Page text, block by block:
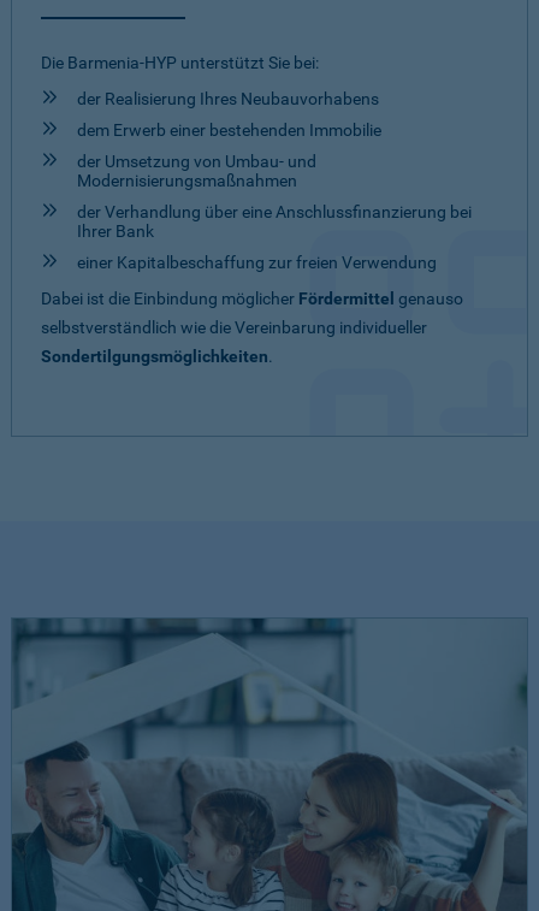
Die Barmenia-HYP unterstützt Sie bei:
der Realisierung Ihres Neubauvorhabens
dem Erwerb einer bestehenden Immobilie
der Umsetzung von Umbau- und
Modernisierungsmaßnahmen
der Verhandlung über eine Anschlussfinanzierung bei
Ihrer Bank
einer Kapitalbeschaffung zur freien Verwendung
Dabei ist die Einbindung möglicher Fördermittel genauso
selbstverständlich wie die Vereinbarung individueller
Sondertilgungsmöglichkeiten.